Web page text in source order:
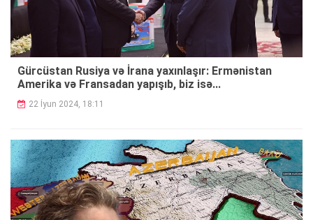
Gürcüstan Rusiya və İrana yaxınlaşır: Ermənistan
Amerika və Fransadan yapışıb, biz isə...
22 İyun 2024, 18:11